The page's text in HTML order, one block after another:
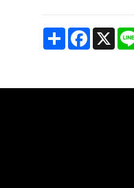
ShareFacebook
X